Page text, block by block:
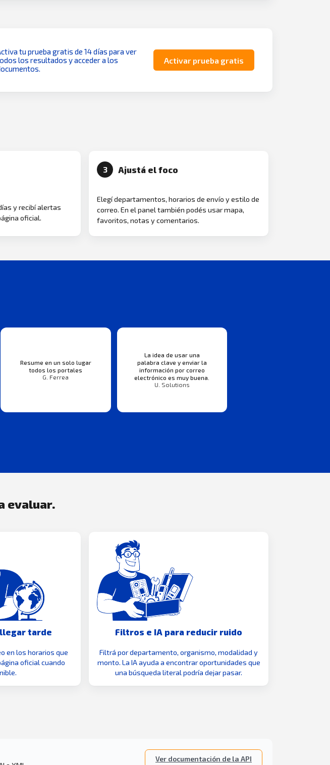
tu prueba gratis de 14 días para ver
los resultados y acceder a los
Activar prueba gratis
y recibí alertas
oficial.
3 Ajustá el foco
Elegí departamentos, horarios de envío y estilo de
correo. En el panel también podés usar mapa,
favoritos, notas y comentarios.
Resume en un solo lugar
todos los portales
G. Ferrea
La idea de usar una
palabra clave y enviar la
información por correo
electrónico es muy buena.
U. Solutions
evaluar.
tarde
en los horarios que
oficial cuando
Filtros e IA para reducir ruido
Filtrá por departamento, organismo, modalidad y
monto. La IA ayuda a encontrar oportunidades que
una búsqueda literal podría dejar pasar.
Ver documentación de la API